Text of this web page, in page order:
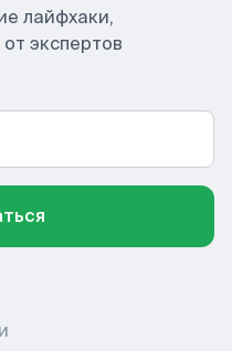
лайфхаки,
экспертов